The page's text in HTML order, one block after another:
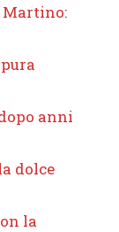
Martino:
anni
dolce
la